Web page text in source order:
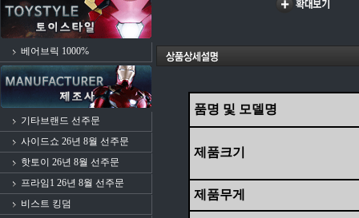
베어브릭 1000%
기타브랜드 선주문
사이드쇼 26년 8월 선주문
핫토이 26년 8월 선주문
프라임1 26년 8월 선주문
비스트 킹덤
품명 및 모델명
제품크기
제품무게